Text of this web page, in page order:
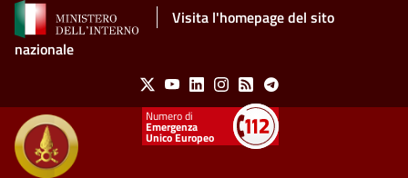
Salta al contenuto principaleVisita l'homepage del sito
nazionale
Social Menu
X YoutubeLinkedinInstagram
Feed Telegram
Emergenza
Unico Europeo